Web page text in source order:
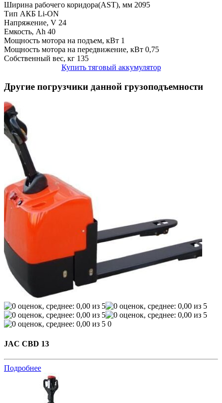
Ширина рабочего коридора(AST), мм 2095
Тип АКБ Li-ON
Напряжение, V 24
Емкость, Ah 40
Мощность мотора на подъем, кВт 1
Мощность мотора на передвижение, кВт 0,75
Собственный вес, кг 135
Купить тяговый аккумулятор
Другие погрузчики данной грузоподъемности
0
JAC CBD 13
Подробнее